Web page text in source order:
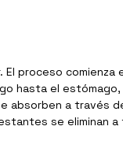
proceso comienza
hasta el
absorben a través
se eliminan a